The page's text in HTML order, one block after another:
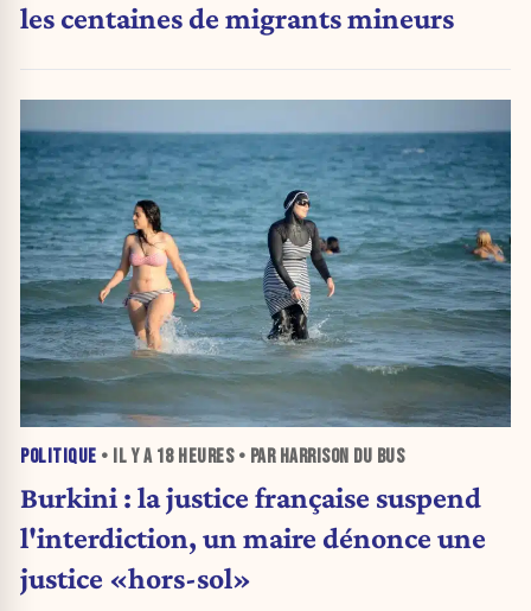
les centaines de migrants mineurs
POLITIQUE • IL Y A 18 HEURES• PAR HARRISON DU BUS
Burkini : la justice française suspend
l'interdiction, un maire dénonce une
justice «hors-sol»